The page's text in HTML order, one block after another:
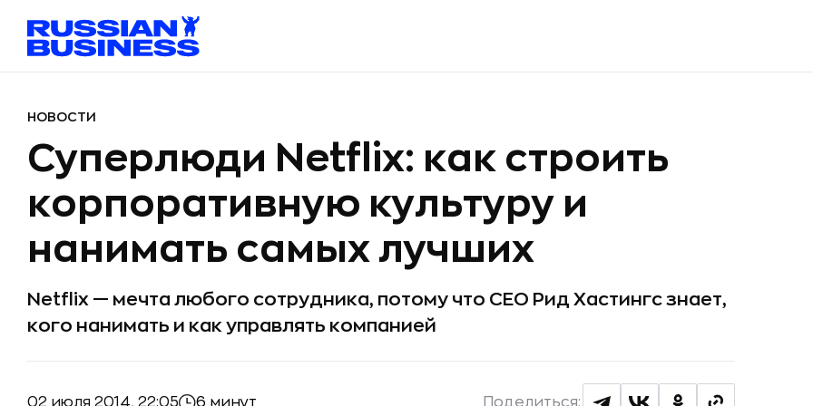
НОВОСТИ
Суперлюди Netflix: как строить
корпоративную культуру и
нанимать самых лучших
Netflix — мечта любого сотрудника, потому что CEO Рид Хастингс знает,
кого нанимать и как управлять компанией
02 июля 2014, 22:05 6 минут Поделиться: